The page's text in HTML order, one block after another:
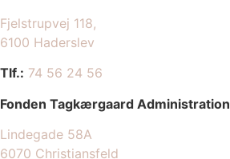
Fjelstrupvej 118,
​6100 Haderslev
Tlf.: 74 56 24 56
Fonden Tagkærgaard Administration
Lindegade 58A
6070 Christiansfeld